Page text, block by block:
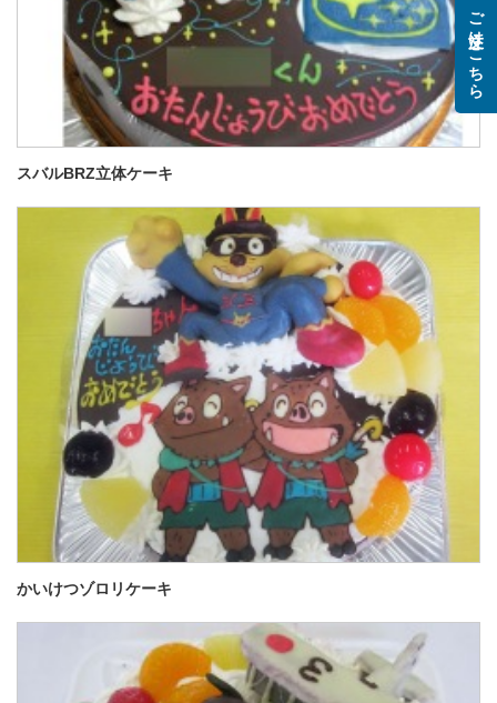
スバルBRZ立体ケーキ
かいけつゾロリケーキ
ご注文はこちら